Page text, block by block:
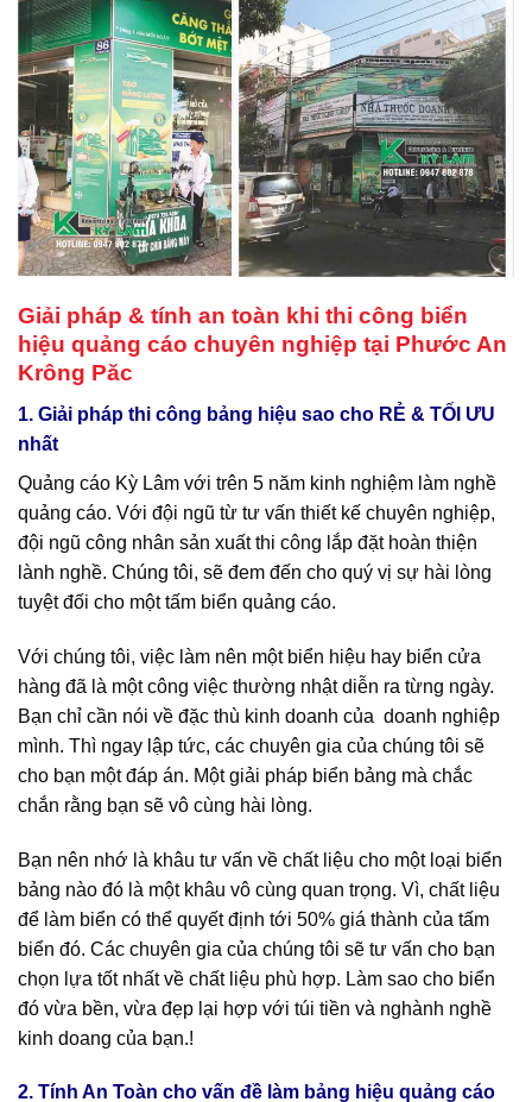
Giải pháp & tính an toàn khi thi công biển
hiệu quảng cáo chuyên nghiệp tại Phước An
Krông Păc
1. Giải pháp thi công bảng hiệu sao cho RẺ & TỐI ƯU
nhất
Quảng cáo Kỳ Lâm với trên 5 năm kinh nghiệm làm nghề
quảng cáo. Với đội ngũ từ tư vấn thiết kế chuyên nghiệp,
đội ngũ công nhân sản xuất thi công lắp đặt hoàn thiện
lành nghề. Chúng tôi, sẽ đem đến cho quý vị sự hài lòng
tuyệt đối cho một tấm biển quảng cáo.
Với chúng tôi, việc làm nên một biển hiệu hay biển cửa
hàng đã là một công việc thường nhật diễn ra từng ngày.
Bạn chỉ cần nói về đặc thù kinh doanh của doanh nghiệp
mình. Thì ngay lập tức, các chuyên gia của chúng tôi sẽ
cho bạn một đáp án. Một giải pháp biển bảng mà chắc
chắn rằng bạn sẽ vô cùng hài lòng.
Bạn nên nhớ là khâu tư vấn về chất liệu cho một loại biển
bảng nào đó là một khâu vô cùng quan trọng. Vì, chất liệu
để làm biển có thể quyết định tới 50% giá thành của tấm
biển đó. Các chuyên gia của chúng tôi sẽ tư vấn cho bạn
chọn lựa tốt nhất về chất liệu phù hợp. Làm sao cho biển
đó vừa bền, vừa đẹp lại hợp với túi tiền và nghành nghề
kinh doang của bạn.!
2. Tính An Toàn cho vấn đề làm bảng hiệu quảng cáo